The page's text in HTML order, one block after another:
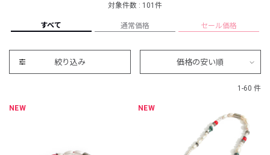
対象件数 : 101件
すべて 通常価格 セール価格
絞り込み 価格の安い順
1-60 件
NEW NEW